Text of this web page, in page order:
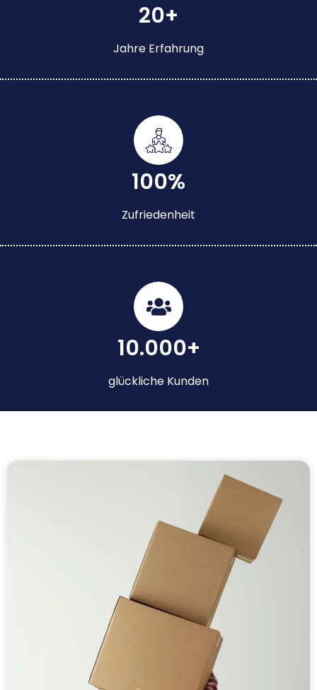
20+
Jahre Erfahrung
100%
Zufriedenheit
10.000+
glückliche Kunden